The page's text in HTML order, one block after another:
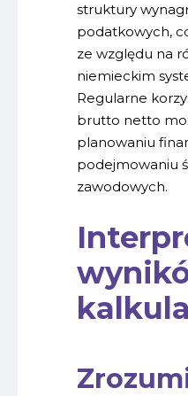
struktury
podatkowych,
ze względu na
niemieckim
Regularne
brutto netto
planowaniu
podejmowaniu
zawodowych.